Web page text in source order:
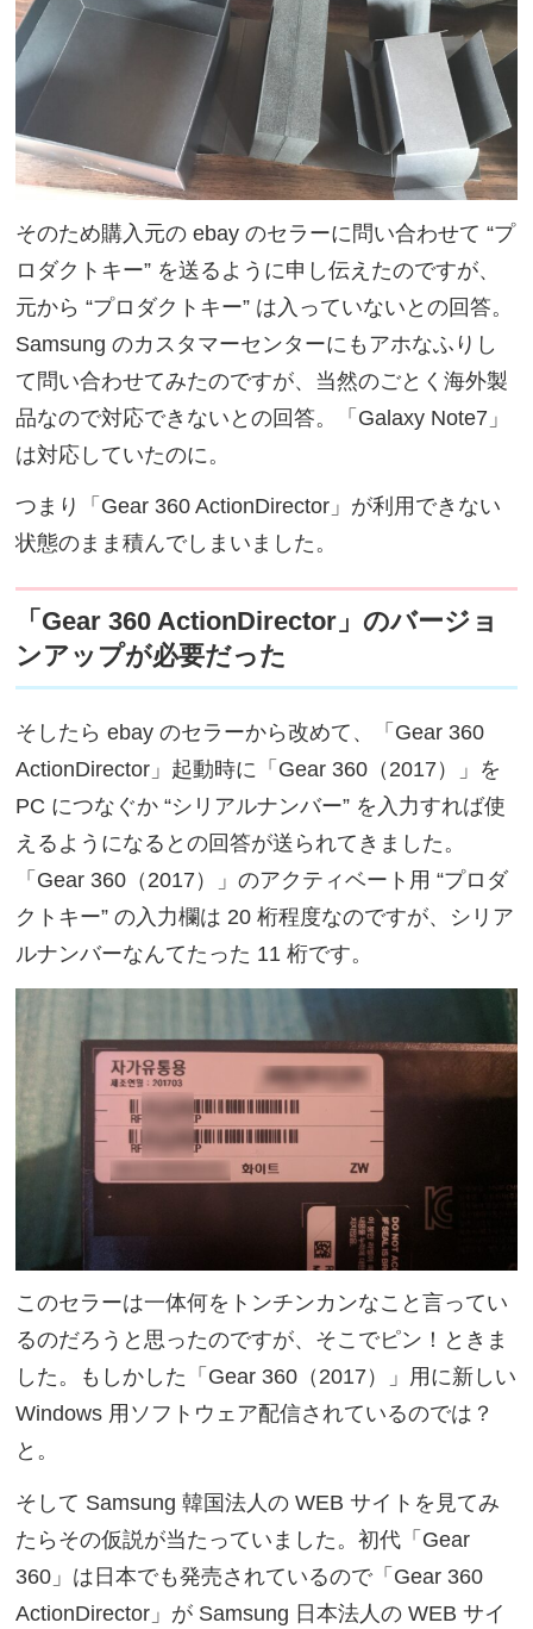
そのため購入元の ebay のセラーに問い合わせて “プ
ロダクトキー” を送るように申し伝えたのですが、
元から “プロダクトキー” は入っていないとの回答。
Samsung のカスタマーセンターにもアホなふりし
て問い合わせてみたのですが、当然のごとく海外製
品なので対応できないとの回答。「Galaxy Note7」
は対応していたのに。
つまり「Gear 360 ActionDirector」が利用できない
状態のまま積んでしまいました。
「Gear 360 ActionDirector」のバージョ
ンアップが必要だった
そしたら ebay のセラーから改めて、「Gear 360
ActionDirector」起動時に「Gear 360（2017）」を
PC につなぐか “シリアルナンバー” を入力すれば使
えるようになるとの回答が送られてきました。
「Gear 360（2017）」のアクティベート用 “プロダ
クトキー” の入力欄は 20 桁程度なのですが、シリア
ルナンバーなんてたった 11 桁です。
このセラーは一体何をトンチンカンなこと言ってい
るのだろうと思ったのですが、そこでピン！ときま
した。もしかした「Gear 360（2017）」用に新しい
Windows 用ソフトウェア配信されているのでは？
と。
そして Samsung 韓国法人の WEB サイトを見てみ
たらその仮説が当たっていました。初代「Gear
360」は日本でも発売されているので「Gear 360
ActionDirector」が Samsung 日本法人の WEB サイ